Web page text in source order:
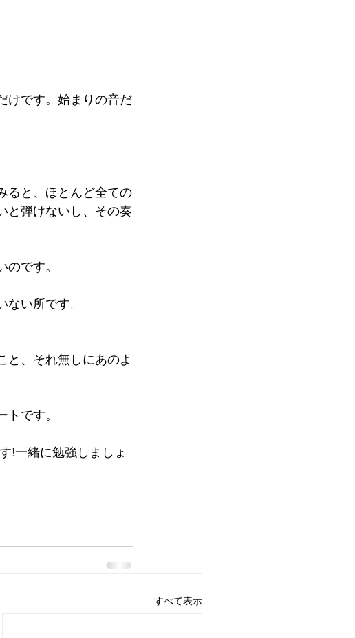
けです。始まりの音だ
ると、ほとんど全ての
と弾けないし、その奏
です。
い所です。
と、それ無しにあのよ
です。
!一緒に勉強しましょ
すべて表示